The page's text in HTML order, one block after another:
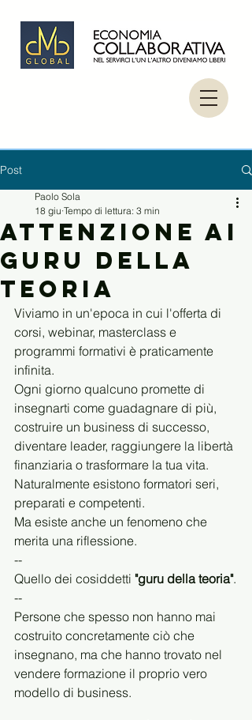
Post
Attenzione ai
guru della
teoria
Paolo Sola
18 giu Tempo di lettura: 3 min
Viviamo in un'epoca in cui l'offerta di
corsi, webinar, masterclass e
programmi formativi è praticamente
infinita.
Ogni giorno qualcuno promette di
insegnarti come guadagnare di più,
costruire un business di successo,
diventare leader, raggiungere la libertà
finanziaria o trasformare la tua vita.
Naturalmente esistono formatori seri,
preparati e competenti.
Ma esiste anche un fenomeno che
merita una riflessione.
--
Quello dei cosiddetti "guru della teoria".
--
Persone che spesso non hanno mai
costruito concretamente ciò che
insegnano, ma che hanno trovato nel
vendere formazione il proprio vero
modello di business.